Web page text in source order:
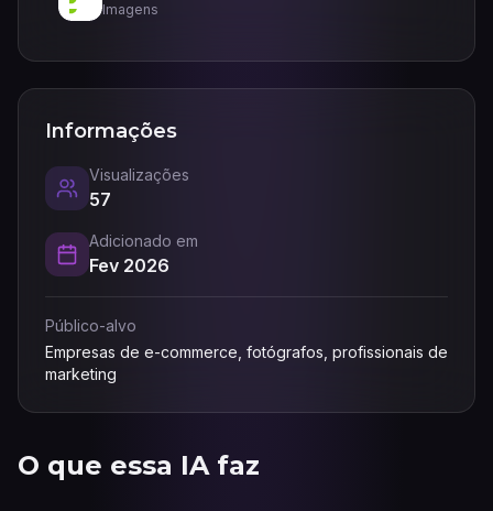
O que essa IA faz
Imagens
Informações
Visualizações
57
Adicionado em
Fev 2026
Público-alvo
Empresas de e-commerce, fotógrafos, profissionais de
marketing